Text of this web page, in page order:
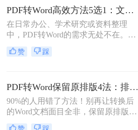
许多用户的刚需。那么pdf怎么转换成
word文档呢？本文将详细介绍五种常
用的PDF转Word方法，帮助您选择最
适合自己的解决方案。
PDF转Word高效方法5选1：文件大小和类型决定用哪个！
在日常办公、学术研究或资料整理
中，PDF转Word的需求无处不在。那
么pdf怎么转换成word呢？本文将系统
解析5种主流方法，涵盖不同场景，
赞 踩
PDF转Word保留原排版4法：排版优先模式、OCR选项和格式修复全流程！
90%的人用错了方法！别再让转换后
的Word文档面目全非，保留原排版的
秘密就在这里。“这表格怎么全乱
赞 踩